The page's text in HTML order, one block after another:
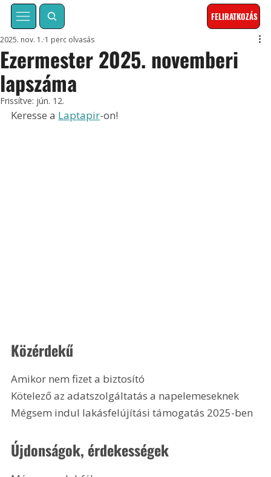
FELIRATKOZÁS
Ezermester 2025. novemberi
lapszáma
2025. nov. 1. 1 perc olvasás
Frissítve: jún. 12.
Keresse a Laptapir-on!
Közérdekű
Amikor nem fizet a biztosító
Kötelező az adatszolgáltatás a napelemeseknek
Mégsem indul lakásfelújítási támogatás 2025-ben
Újdonságok, érdekességek